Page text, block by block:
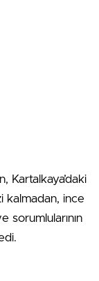
Kartalkaya’daki
kalmadan, ince
sorumlularının